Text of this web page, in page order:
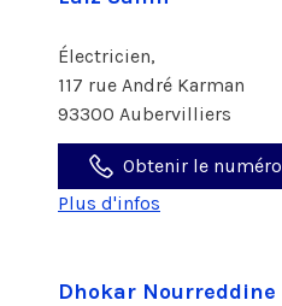
Électricien,
117 rue André Karman
93300 Aubervilliers
Obtenir le numéro
Plus d'infos
Dhokar Nourreddine